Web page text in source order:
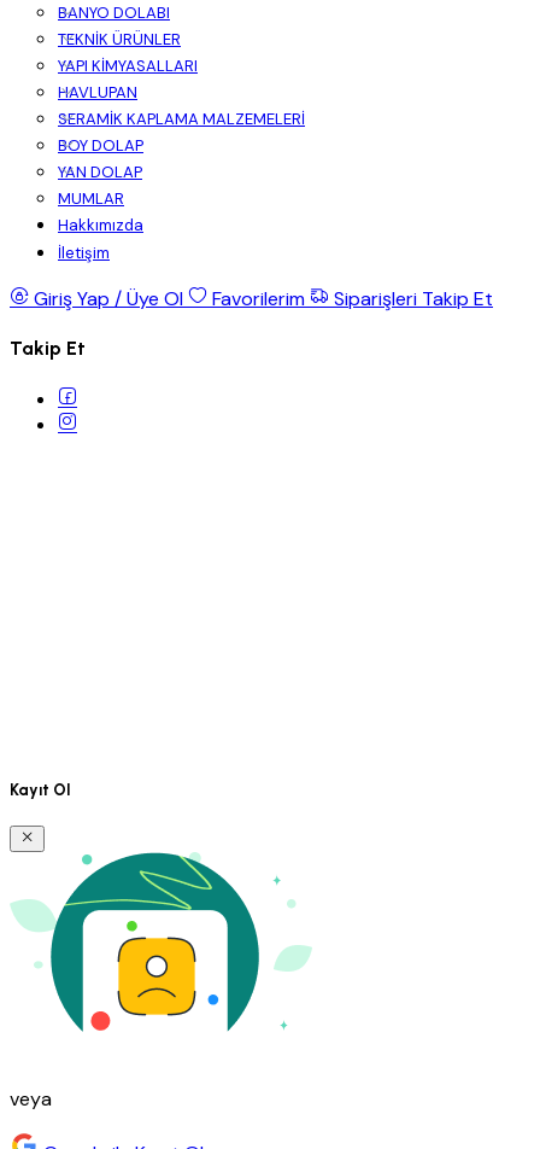
BANYO DOLABI
TEKNİK ÜRÜNLER
YAPI KİMYASALLARI
HAVLUPAN
SERAMİK KAPLAMA MALZEMELERİ
BOY DOLAP
YAN DOLAP
MUMLAR
Hakkımızda
İletişim
Giriş Yap / Üye Ol Favorilerim Siparişleri Takip Et
Takip Et
Kayıt Ol
veya